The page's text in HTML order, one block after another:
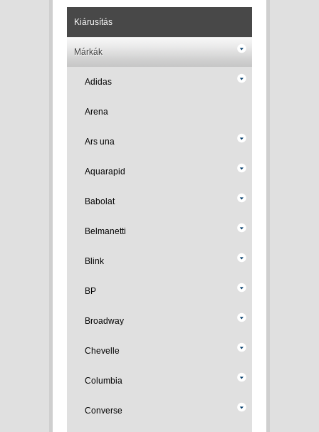
Kiárusítás
Márkák
Adidas
Arena
Ars una
Aquarapid
Babolat
Belmanetti
Blink
BP
Broadway
Chevelle
Columbia
Converse